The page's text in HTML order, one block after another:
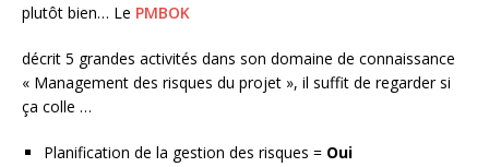
plutôt bien… Le PMBOK
décrit 5 grandes activités dans son domaine de connaissance
« Management des risques du projet », il suffit de regarder si
ça colle …
Planification de la gestion des risques = Oui